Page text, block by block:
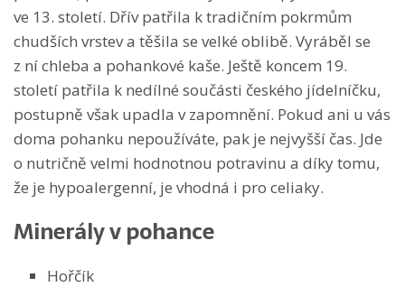
ve 13. století. Dřív patřila k tradičním pokrmům
chudších vrstev a těšila se velké oblibě. Vyráběl se
z ní chleba a pohankové kaše. Ještě koncem 19.
století patřila k nedílné součásti českého jídelníčku,
postupně však upadla v zapomnění. Pokud ani u vás
doma pohanku nepoužíváte, pak je nejvyšší čas. Jde
o nutričně velmi hodnotnou potravinu a díky tomu,
že je hypoalergenní, je vhodná i pro celiaky.
Minerály v pohance
Hořčík